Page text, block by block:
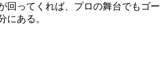
回ってくれば、プロの舞台でもゴー
にある。